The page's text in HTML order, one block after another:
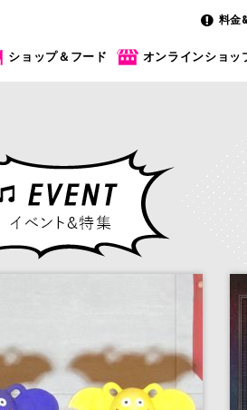
料金
ショップ＆フード オンラインショッ